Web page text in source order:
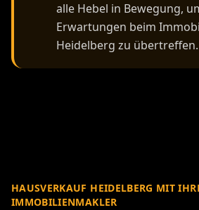
alle Hebel in Bewegung,
Erwartungen beim
Heidelberg zu übertreffen.
HAUSVERKAUF HEIDELBERG MIT
IMMOBILIENMAKLER